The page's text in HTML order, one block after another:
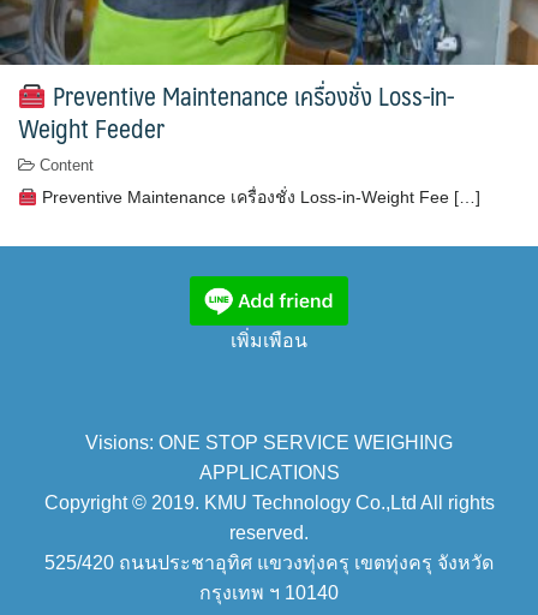
Preventive Maintenance เครื่องชั่ง Loss-in-
Weight Feeder
Content
Preventive Maintenance เครื่องชั่ง Loss-in-Weight Fee […]
เพิ่มเพือน
Visions: ONE STOP SERVICE WEIGHING
APPLICATIONS
Copyright © 2019. KMU Technology Co.,Ltd All rights
reserved.
525/420 ถนนประชาอุทิศ แขวงทุ่งครุ เขตทุ่งครุ จังหวัด
กรุงเทพ ฯ 10140